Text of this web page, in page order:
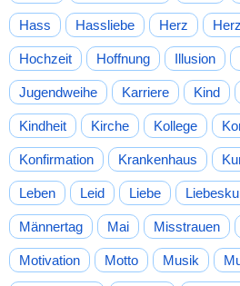
Hass Hassliebe Herz
Hochzeit Hoffnung Illusion
Jugendweihe Karriere Kind
Kindheit Kirche Kollege
Konfirmation Krankenhaus
Leben Leid Liebe
Männertag Mai Misstrauen
Motivation Motto Musik